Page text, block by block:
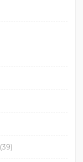
(39)